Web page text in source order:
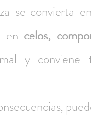
se convierta
en celos,
y conviene